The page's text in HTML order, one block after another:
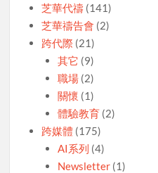
芝華代禱 (141)
芝華禱告會 (2)
跨代際 (21)
其它 (9)
職場(2)
關懷 (1)
體驗教育(2)
跨媒體 (175)
AI系列 (4)
Newsletter(1)